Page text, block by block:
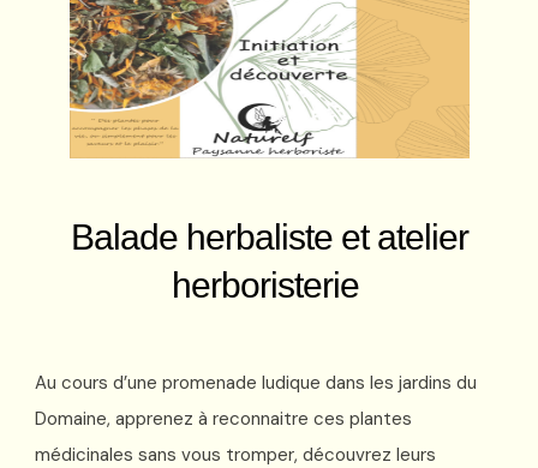
Balade herbaliste et atelier
herboristerie
Au cours d’une promenade ludique dans les jardins du
Domaine, apprenez à reconnaitre ces plantes
médicinales sans vous tromper, découvrez leurs